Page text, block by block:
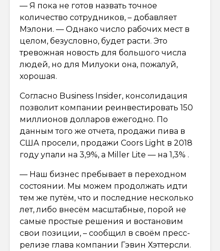
— Я пока не готов назвать точное
количество сотрудников, – добавляет
Мэлони. — Однако число рабочих мест в
целом, безусловно, будет расти. Это
тревожная новость для большого числа
людей, но для Милуоки она, пожалуй,
хорошая.
Согласно Business Insider, консолидация
позволит компании реинвестировать 150
миллионов долларов ежегодно. По
данным того же отчета, продажи пива в
США просели, продажи Coors Light в 2018
году упали на 3,9%, а Miller Lite — на 1,3% .
— Наш бизнес пребывает в переходном
состоянии. Мы можем продолжать идти
тем же путём, что и последние несколько
лет, либо внесём масштабные, порой не
самые простые решения и востановим
свои позиции, – сообщил в своём пресс-
релизе глава компании Гэвин Хэттерсли.